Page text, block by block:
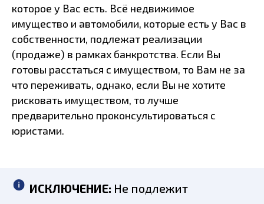
которое у Вас есть. Всё недвижимое
имущество и автомобили, которые есть у Вас в
собственности, подлежат реализации
(продаже) в рамках банкротства. Если Вы
готовы расстаться с имуществом, то Вам не за
что переживать, однако, если Вы не хотите
рисковать имуществом, то лучше
предварительно проконсультироваться с
юристами.
ИСКЛЮЧЕНИЕ: Не подлежит